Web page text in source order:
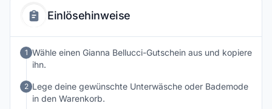
Urlaub – bei Gianna Bellucci finden modebewusste Frauen
Einlösehinweise
1 Wähle einen Gianna Bellucci-Gutschein aus und kopiere
ihn.
2 Lege deine gewünschte Unterwäsche oder Bademode
in den Warenkorb.